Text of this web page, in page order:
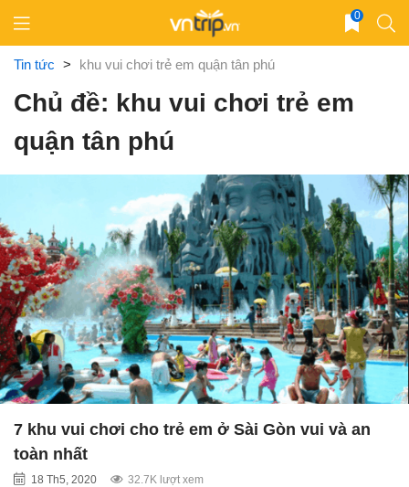
content
0
Tin tức > khu vui chơi trẻ em quận tân phú
Chủ đề: khu vui chơi trẻ em
quận tân phú
7 khu vui chơi cho trẻ em ở Sài Gòn vui và an
toàn nhất
18 Th5, 2020 32.7K lượt xem